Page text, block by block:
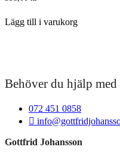
Lägg till i varukorg
Behöver du hjälp med
072 451 0858
Gottfrid Johansson